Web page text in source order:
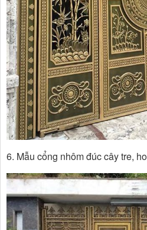
6. Mẫu cổng nhôm đúc cây tre,